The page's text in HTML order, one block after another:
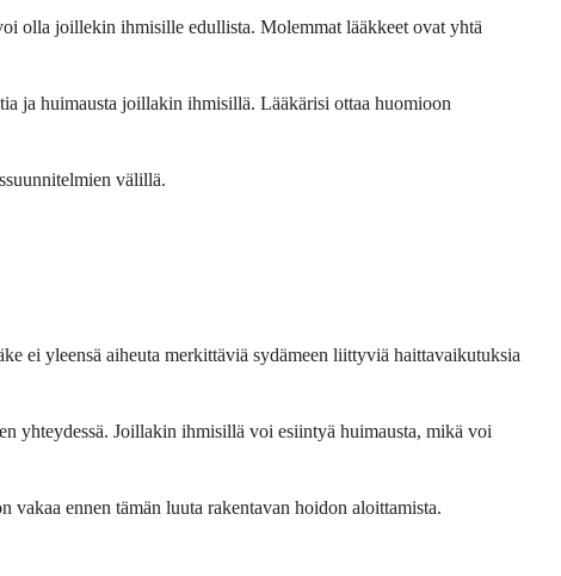
olla joillekin ihmisille edullista. Molemmat lääkkeet ovat yhtä
ja huimausta joillakin ihmisillä. Lääkärisi ottaa huomioon
välillä.
ei yleensä aiheuta merkittäviä sydämeen liittyviä haittavaikutuksia
yhteydessä. Joillakin ihmisillä voi esiintyä huimausta, mikä voi
vakaa ennen tämän luuta rakentavan hoidon aloittamista.